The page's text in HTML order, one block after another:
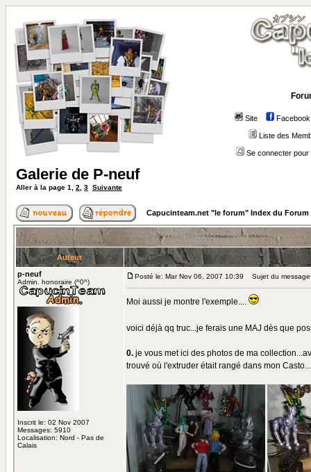
Site Facebook
Liste des
Se connecter
Galerie de P-neuf
Aller à la page 1 2 3 Suivante
Capucinteam.net "le forum" Index du Forum
Auteur
p-neuf
Admin. honoraire (^0^)
Inscrit le: 02 Nov 2007
Messages: 5910
Localisation: Nord - Pas de
Calais
Posté le: Mar Nov 06, 2007 10:39 Sujet du
Moi aussi je montre l'exemple....
voici déjà qq truc...je ferais une MAJ dès que
0. je vous met ici des photos de ma
trouvé où l'extruder était rangé dans mon